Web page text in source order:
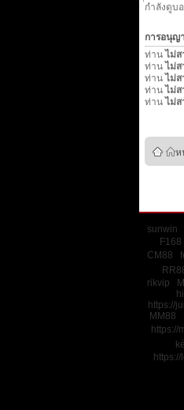
กำลังดูบ
การอนุญ
ท่าน ไม่ส
ท่าน ไม่ส
ท่าน ไม่ส
ท่าน ไม่ส
ท่าน ไม่ส
ห
sunwin
F168
CM88
rikvip
https://
MM88
https://